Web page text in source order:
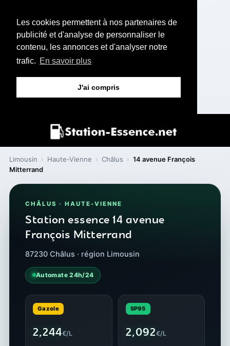
Les cookies permettent à nos partenaires de
publicité et d'analyse de personnaliser le
contenu, les annonces et d'analyser notre
trafic. En savoir plus
J'ai compris
Limousin › Haute-Vienne › Châlus › 14 avenue François
Mitterrand
CHÂLUS · HAUTE-VIENNE
Station essence 14 avenue
François Mitterrand
87230 Châlus · région Limousin
Automate 24h/24
Gazole
2,244€/L
SP95
2,092€/L